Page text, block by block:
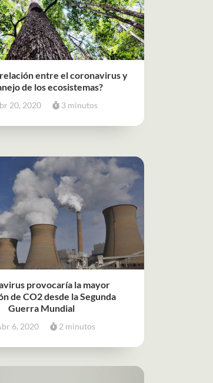
relación entre el coronavirus y
de los ecosistemas?
20, 2020 3 minutos
provocaría la mayor
de CO2 desde la Segunda
Guerra Mundial
6, 2020 2 minutos